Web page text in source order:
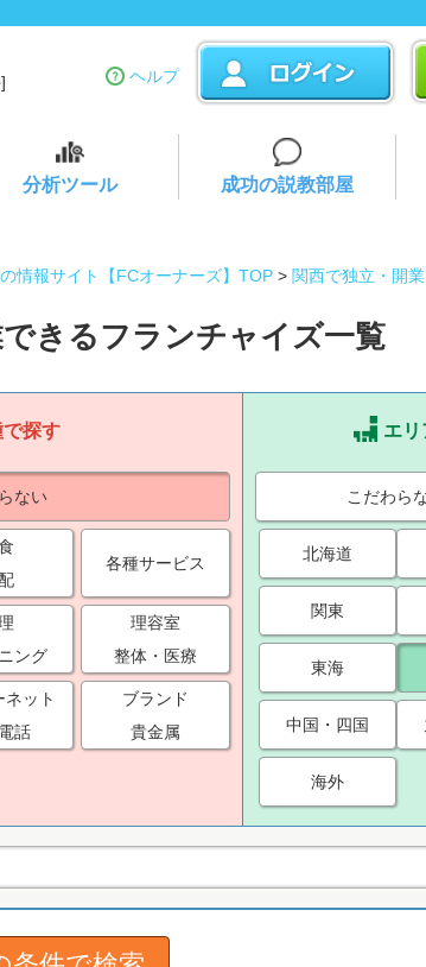
ヘルプ
分析ツール 成功の説教部屋
情報サイト【FCオーナーズ】TOP > 関西で独立・開
きるフランチャイズ一覧
探す
ない
各種サービス
ング
理容室
整体・医療
ネット
話
ブランド
貴金属
エリ
こだわら
北海道
関東
東海
中国・四国
海外